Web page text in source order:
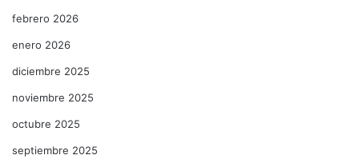
febrero 2026
enero 2026
diciembre 2025
noviembre 2025
octubre 2025
septiembre 2025